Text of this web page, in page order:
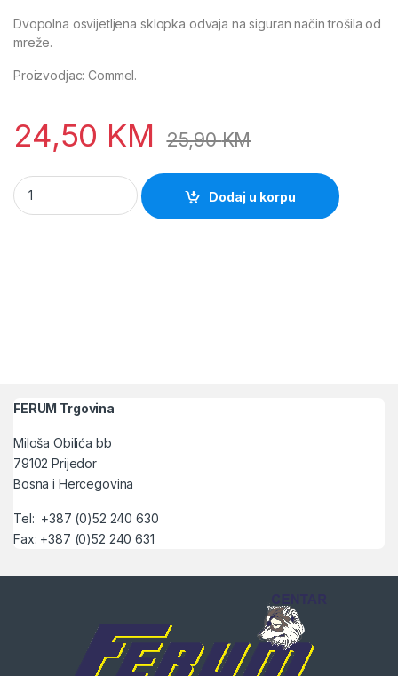
Dvopolna osvijetljena sklopka odvaja na siguran način trošila od
mreže.
Proizvodjac: Commel.
24,50 KM 25,90KM
Produzni kabel 3-uticnice 5m sa prekidacem 0816 (Commel)
Dodaj u korpu
FERUM Trgovina
Miloša Obilića bb
79102 Prijedor
Bosna i Hercegovina
Tel: +387 (0)52 240 630
Fax: +387 (0)52 240 631